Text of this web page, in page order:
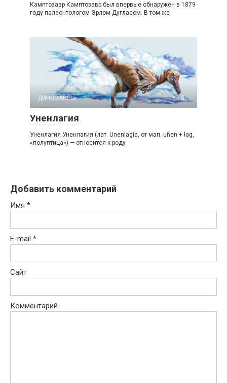
Камптозавр Камптозавр был впервые обнаружен в 1879
году палеонтологом Эрлом Дугласом. В том же
ДИНОЗАВРЫ 0
Уненлагия
Уненлагия Уненлагия (лат. Unenlagia, от мап. uñen + lag,
«полуптица») — относится к роду
Добавить комментарий
Имя *
E-mail *
Сайт
Комментарий